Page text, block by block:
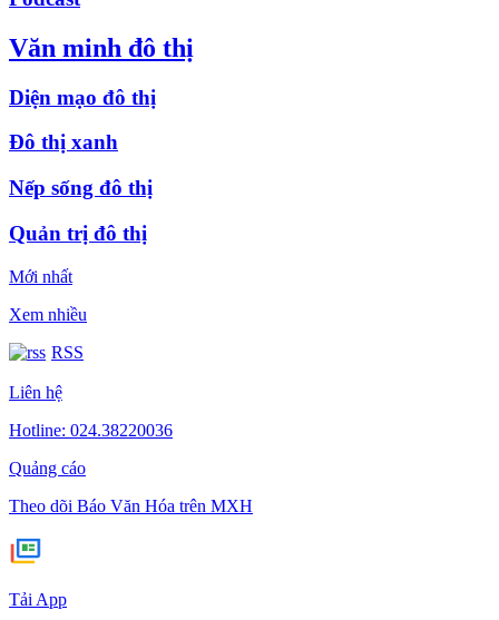
Văn minh đô thị
Diện mạo đô thị
Đô thị xanh
Nếp sống đô thị
Quản trị đô thị
Mới nhất
Xem nhiều
RSS
Liên hệ
Hotline: 024.38220036
Quảng cáo
Theo dõi Báo Văn Hóa trên MXH
Tải App